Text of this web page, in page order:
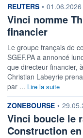
information fournie par
REUTERS • 01.06.2026
Vinci nomme
financier
Le groupe français de
SGEF.PA a annoncé
que directeur financier,
Christian Labeyrie
par ... Lire la suite
information fournie par
ZONEBOURSE •
Vinci boucle le
Construction